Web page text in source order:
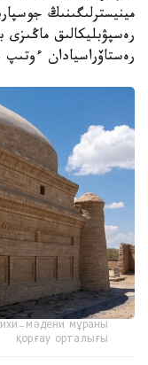
مينيسترلىگىنىڭ
رەسپۋبليكالىق
رەستاۆراسيادان ءوتىپ
мәдени мұраны
қорғау орталығы